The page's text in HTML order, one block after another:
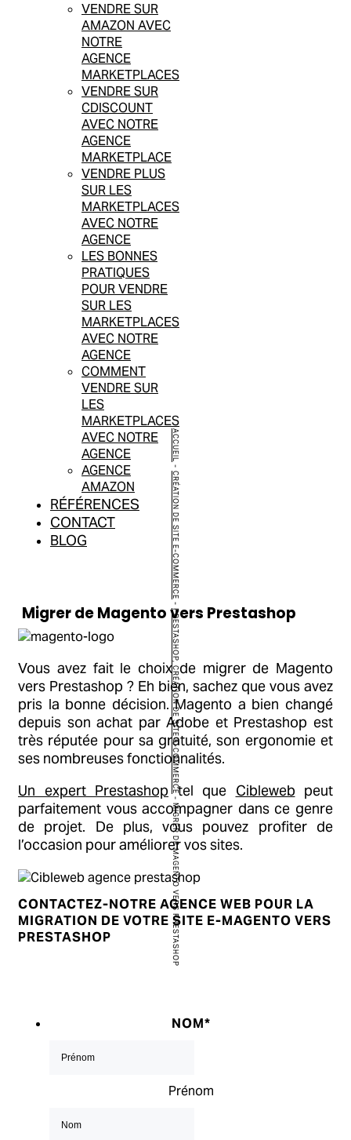
VENDRE SUR
AMAZON AVEC
NOTRE
AGENCE
MARKETPLACES
VENDRE SUR
CDISCOUNT
AVEC NOTRE
AGENCE
MARKETPLACE
VENDRE PLUS
SUR LES
MARKETPLACES
AVEC NOTRE
AGENCE
LES BONNES
PRATIQUES
POUR VENDRE
SUR LES
MARKETPLACES
AVEC NOTRE
AGENCE
COMMENT
VENDRE SUR
LES
MARKETPLACES
AVEC NOTRE
AGENCE
AGENCE
AMAZON
RÉFÉRENCES
CONTACT
BLOG
ACCUEIL
-
CRÉATION DE SITE E-COMMERCE
-
PRESTASHOP, CRÉATION DE SITE E-COMMERCE
-
MIGRER DE MAGENTO VERS PRESTASHOP
Migrer de Magento vers Prestashop
Vous avez fait le choix de migrer de Magento
vers Prestashop ? Eh bien, sachez que vous avez
pris la bonne décision. Magento a bien changé
depuis son achat par Adobe et Prestashop est
très réputée pour sa gratuité, son ergonomie et
ses nombreuses fonctionnalités.
Un expert Prestashop tel que Cibleweb peut
parfaitement vous accompagner dans ce genre
de projet. De plus, vous pouvez profiter de
l’occasion pour améliorer vos sites.
CONTACTEZ-NOTRE AGENCE WEB POUR LA
MIGRATION DE VOTRE SITE E-MAGENTO VERS
PRESTASHOP
NOM*
Prénom